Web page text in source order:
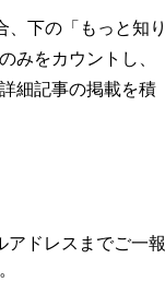
下の「もっと知り
をカウントし、
細記事の掲載を積
ドレスまでご一報